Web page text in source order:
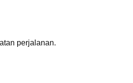
perjalanan.